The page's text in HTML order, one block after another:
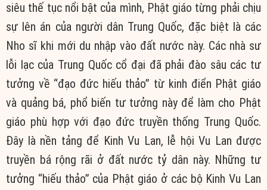
siêu thế tục nổi bật của mình, Phật giáo từng phải chịu
sự lên án của người dân Trung Quốc, đặc biệt là các
Nho sĩ khi mới du nhập vào đất nước này. Các nhà sư
lỗi lạc của Trung Quốc cổ đại đã phải đào sâu các tư
tưởng về “đạo đức hiếu thảo” từ kinh điển Phật giáo
và quảng bá, phổ biến tư tưởng này để làm cho Phật
giáo phù hợp với đạo đức truyền thống Trung Quốc.
Đây là nền tảng để Kinh Vu Lan, lễ hội Vu Lan được
truyền bá rộng rãi ở đất nước tỷ dân này. Những tư
tưởng “hiếu thảo” của Phật giáo ở các bộ Kinh Vu Lan